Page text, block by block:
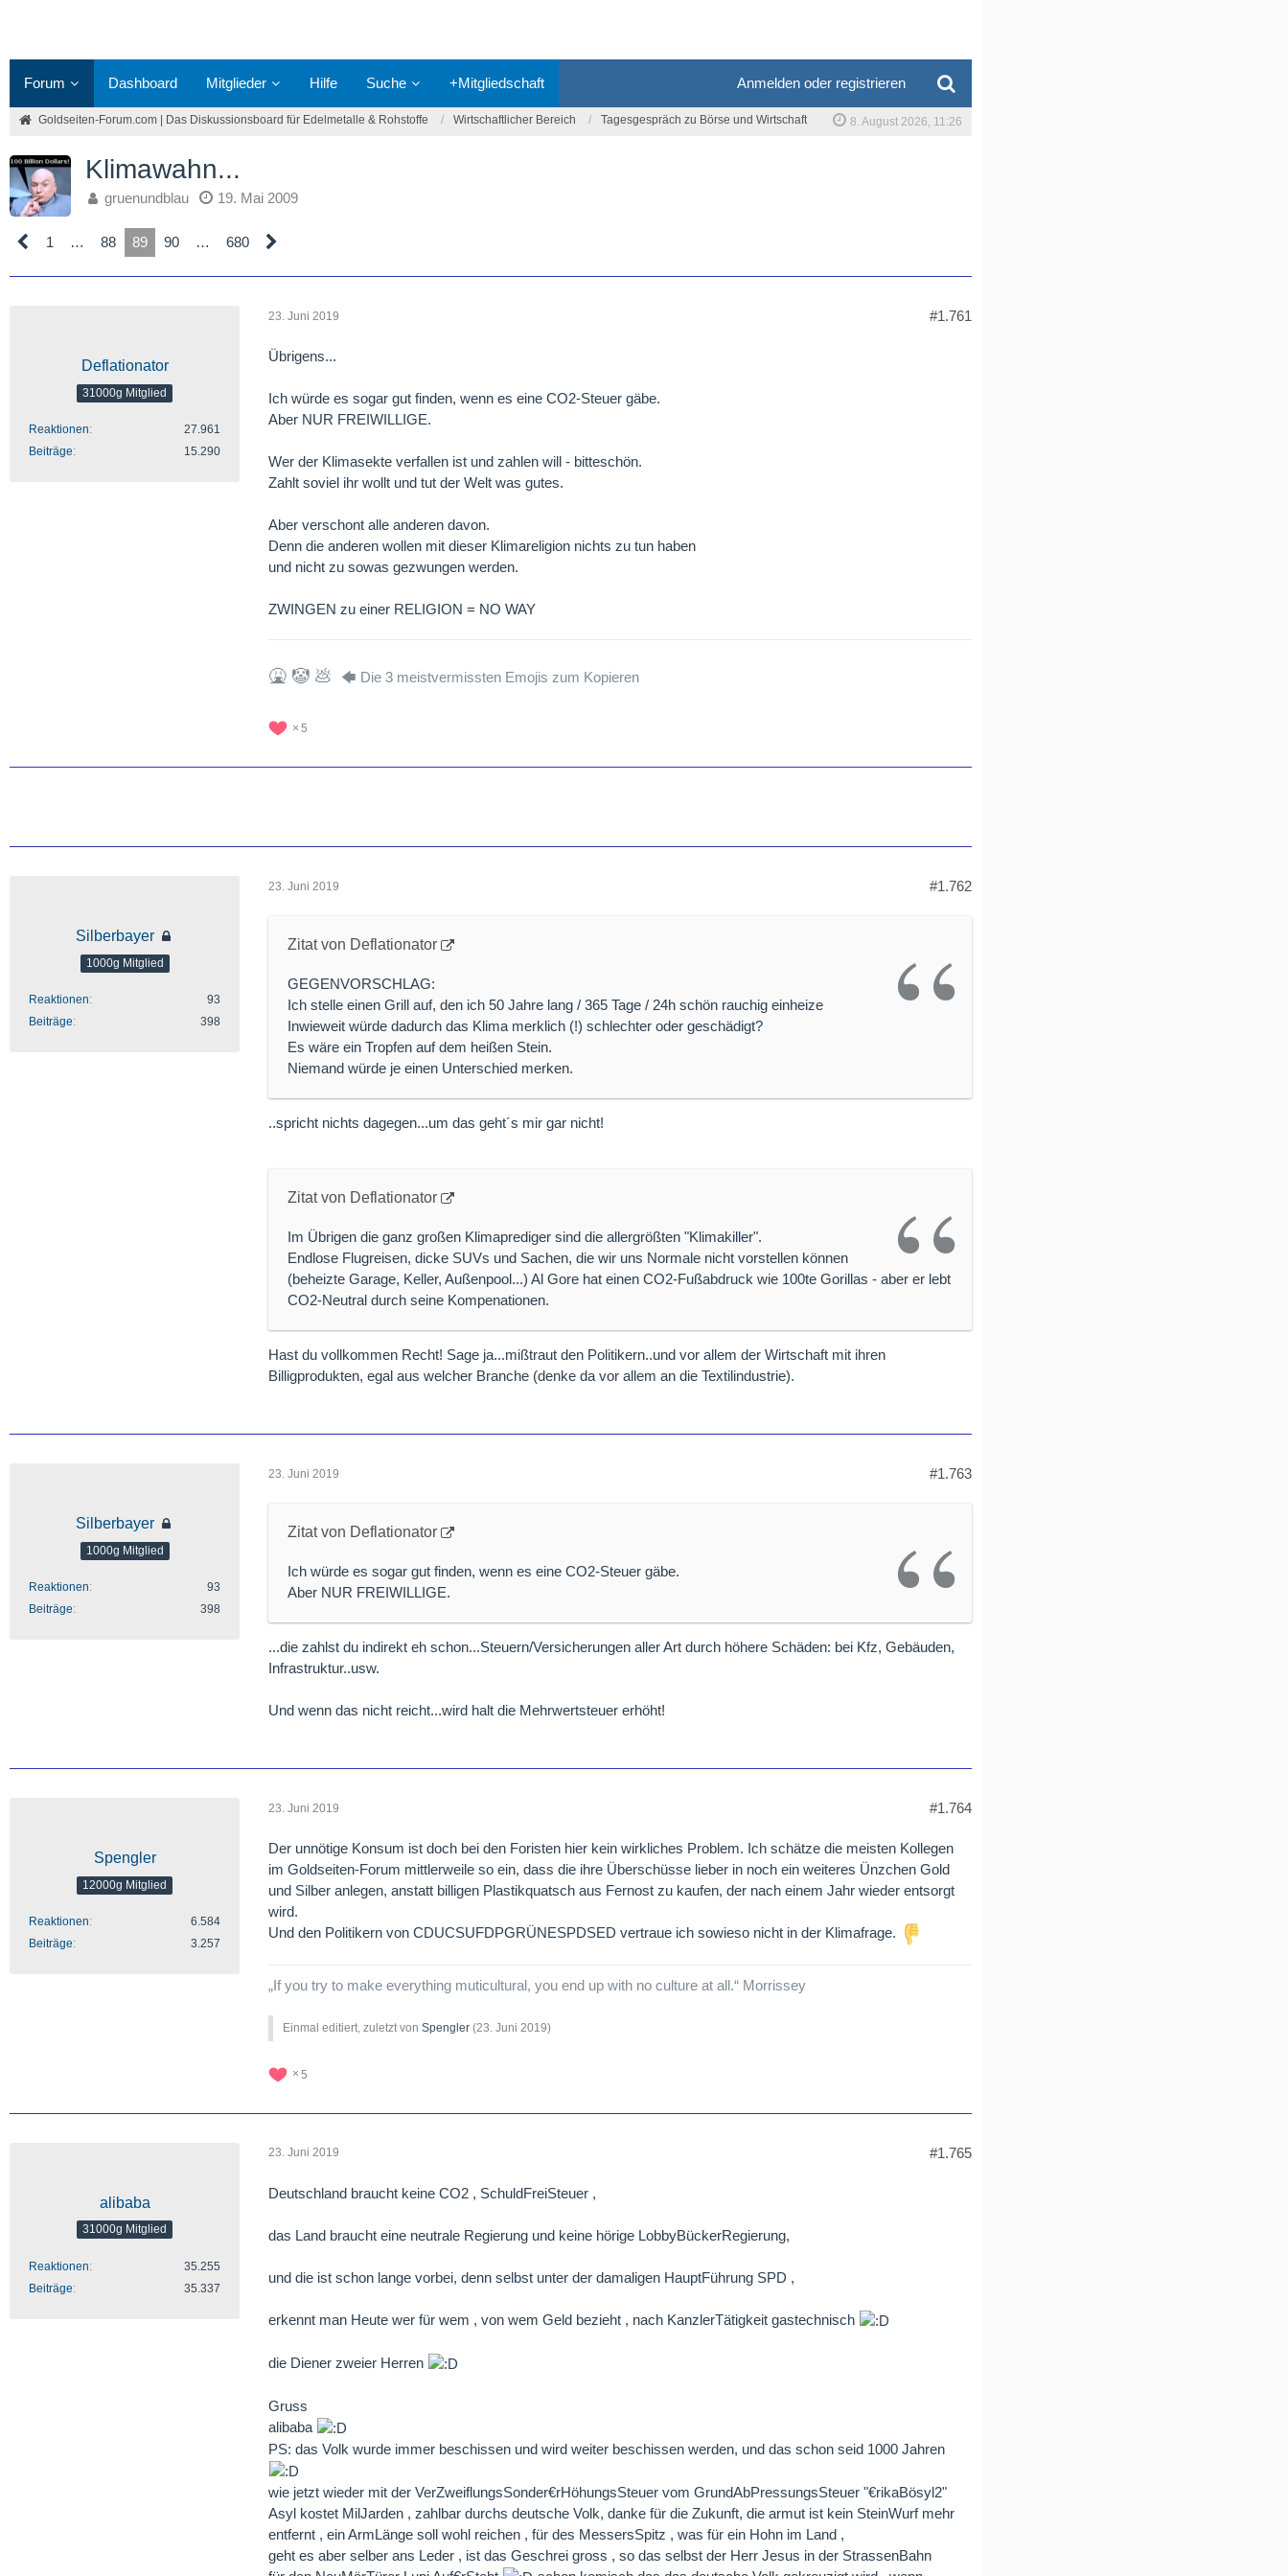
Forum Dashboard Mitglieder Hilfe Suche +Mitgliedschaft Anmelden oder registrieren
Goldseiten-Forum.com | Das Diskussionsboard für Edelmetalle & Rohstoffe Wirtschaftlicher Bereich Tagesgespräch zu Börse und Wirtschaft 8. August 2026, 11:26
Klimawahn...
gruenundblau 19. Mai 2009
1 … 88 89 90 … 680
Deflationator
31000g Mitglied
Reaktionen
27.961
Beiträge
15.290
23. Juni 2019 #1.761
Übrigens...
Ich würde es sogar gut finden, wenn es eine CO2-Steuer gäbe.
Aber NUR FREIWILLIGE.
Wer der Klimasekte verfallen ist und zahlen will - bitteschön.
Zahlt soviel ihr wollt und tut der Welt was gutes.
Aber verschont alle anderen davon.
Denn die anderen wollen mit dieser Klimareligion nichts zu tun haben
und nicht zu sowas gezwungen werden.
ZWINGEN zu einer RELIGION = NO WAY
🤮 🤡 💩 🡄 Die 3 meistvermissten Emojis zum Kopieren
5
Silberbayer
1000g Mitglied
Reaktionen
93
Beiträge
398
23. Juni 2019 #1.762
Zitat von Deflationator
GEGENVORSCHLAG:
Ich stelle einen Grill auf, den ich 50 Jahre lang / 365 Tage / 24h schön rauchig einheize
Inwieweit würde dadurch das Klima merklich (!) schlechter oder geschädigt?
Es wäre ein Tropfen auf dem heißen Stein.
Niemand würde je einen Unterschied merken.
..spricht nichts dagegen...um das geht´s mir gar nicht!
Zitat von Deflationator
Im Übrigen die ganz großen Klimaprediger sind die allergrößten "Klimakiller".
Endlose Flugreisen, dicke SUVs und Sachen, die wir uns Normale nicht vorstellen können
(beheizte Garage, Keller, Außenpool...) Al Gore hat einen CO2-Fußabdruck wie 100te Gorillas - aber er lebt
CO2-Neutral durch seine Kompenationen.
Hast du vollkommen Recht! Sage ja...mißtraut den Politikern..und vor allem der Wirtschaft mit ihren
Billigprodukten, egal aus welcher Branche (denke da vor allem an die Textilindustrie).
Silberbayer
1000g Mitglied
Reaktionen
93
Beiträge
398
23. Juni 2019 #1.763
Zitat von Deflationator
Ich würde es sogar gut finden, wenn es eine CO2-Steuer gäbe.
Aber NUR FREIWILLIGE.
...die zahlst du indirekt eh schon...Steuern/Versicherungen aller Art durch höhere Schäden: bei Kfz, Gebäuden,
Infrastruktur..usw.
Und wenn das nicht reicht...wird halt die Mehrwertsteuer erhöht!
Spengler
12000g Mitglied
Reaktionen
6.584
Beiträge
3.257
23. Juni 2019 #1.764
Der unnötige Konsum ist doch bei den Foristen hier kein wirkliches Problem. Ich schätze die meisten Kollegen
im Goldseiten-Forum mittlerweile so ein, dass die ihre Überschüsse lieber in noch ein weiteres Ünzchen Gold
und Silber anlegen, anstatt billigen Plastikquatsch aus Fernost zu kaufen, der nach einem Jahr wieder entsorgt
wird.
Und den Politikern von CDUCSUFDPGRÜNESPDSED vertraue ich sowieso nicht in der Klimafrage.
„If you try to make everything muticultural, you end up with no culture at all.“ Morrissey
Einmal editiert, zuletzt von Spengler (23. Juni 2019)
5
alibaba
31000g Mitglied
Reaktionen
35.255
Beiträge
35.337
23. Juni 2019 #1.765
Deutschland braucht keine CO2 , SchuldFreiSteuer ,
das Land braucht eine neutrale Regierung und keine hörige LobbyBückerRegierung,
und die ist schon lange vorbei, denn selbst unter der damaligen HauptFührung SPD ,
erkennt man Heute wer für wem , von wem Geld bezieht , nach KanzlerTätigkeit gastechnisch
die Diener zweier Herren
Gruss
alibaba
PS: das Volk wurde immer beschissen und wird weiter beschissen werden, und das schon seid 1000 Jahren
wie jetzt wieder mit der VerZweiflungsSonder€rHöhungsSteuer vom GrundAbPressungsSteuer "€rikaBösyl2"
Asyl kostet MilJarden , zahlbar durchs deutsche Volk, danke für die Zukunft, die armut ist kein SteinWurf mehr
entfernt , ein ArmLänge soll wohl reichen , für des MessersSpitz , was für ein Hohn im Land ,
geht es aber selber ans Leder , ist das Geschrei gross , so das selbst der Herr Jesus in der StrassenBahn